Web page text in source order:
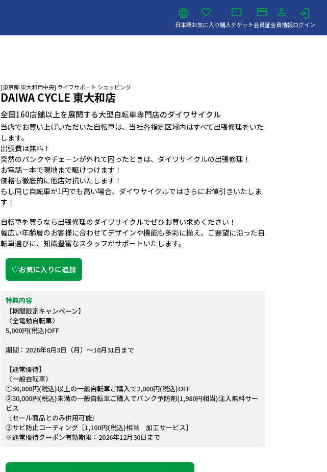
日本語お気に入り購入チケット会員証会員情報ログイン
[東京都 東大和市中央] ライフサポート ショッピング
DAIWA CYCLE 東大和店
全国160店舗以上を展開する大型自転車専門店のダイワサイクル
当店でお買い上げいただいた自転車は、当社各指定区域内はすべて出張修理をいた
します。
出張費は無料！
突然のパンクやチェーンが外れて困ったときは、ダイワサイクルの出張修理！
お電話一本で現地まで駆けつけます！
価格も徹底的に他店対抗いたします！
もし同じ自転車が1円でも高い場合、ダイワサイクルではさらにお値引きいたしま
す！
自転車を買うなら出張修理のダイワサイクルでぜひお買い求めください！
幅広い年齢層のお客様に合わせてデザインや機能も多彩に揃え、ご要望に沿った自
転車選びに、知識豊富なスタッフがサポートいたします。
♡お気に入りに追加
特典内容
【期間限定キャンペーン】
〈全電動自転車〉
5,000円(税込)OFF
期間：2026年8月3日（月）～10月31日まで
【通常優待】
〈一般自転車〉
①30,000円(税込)以上の一般自転車ご購入で2,000円(税込)OFF
②30,000円(税込)未満の一般自転車ご購入でパンク予防剤(1,980円相当)注入無料サー
ビス
〖セール商品とのみ併用可能〗
③サビ防止コーティング［1,100円(税込)相当 加工サービス］
※通常優待クーポン有効期限：2026年12月30日まで